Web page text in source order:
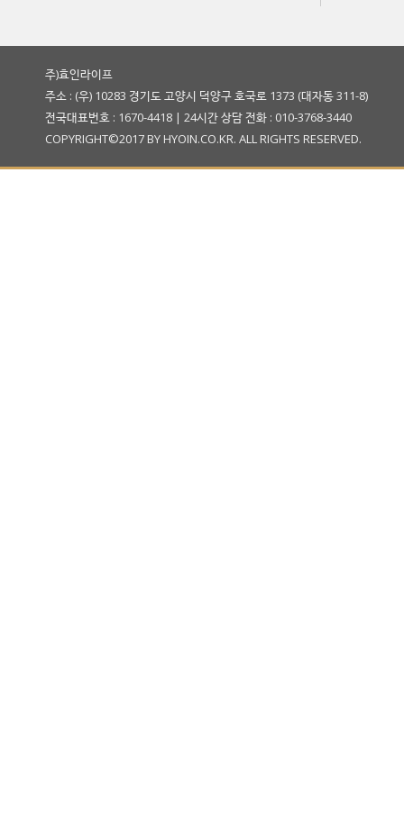
주)효인라이프
주소 : (우) 10283 경기도 고양시 덕양구 호국로 1373 (대자동 311-8)
전국대표번호 : 1670-4418 | 24시간 상담 전화 : 010-3768-3440
COPYRIGHT©2017 BY HYOIN.CO.KR. ALL RIGHTS RESERVED.